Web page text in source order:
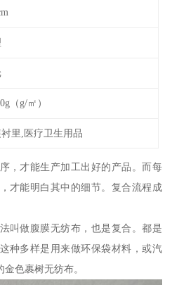
（g/㎡）
里,医疗卫生用品
，才能生产加工出好的产品。而每
才能明白其中的细节。复合流程成
叫做腹膜无纺布，也是复合。都是
种多样是用来做环保袋材料，或汽
色裹树无纺布。